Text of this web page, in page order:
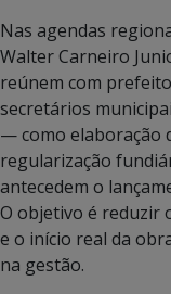
Nas agendas
Walter Carneiro
reúnem com
secretários
— como elaboração
regularização
antecedem o
O objetivo é reduzir
e o início real da
na gestão.